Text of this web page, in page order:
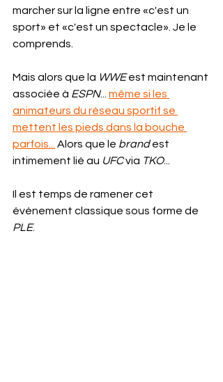
marcher sur la ligne entre «c'est un
sport» et «c'est un spectacle». Je le
comprends.
Mais alors que la WWE est maintenant
associée à ESPN... même si les
animateurs du réseau sportif se
mettent les pieds dans la bouche
parfois...
Alors que le brand est
intimement lié au UFC via TKO...
Il est temps de ramener cet
événement classique sous forme de
PLE.